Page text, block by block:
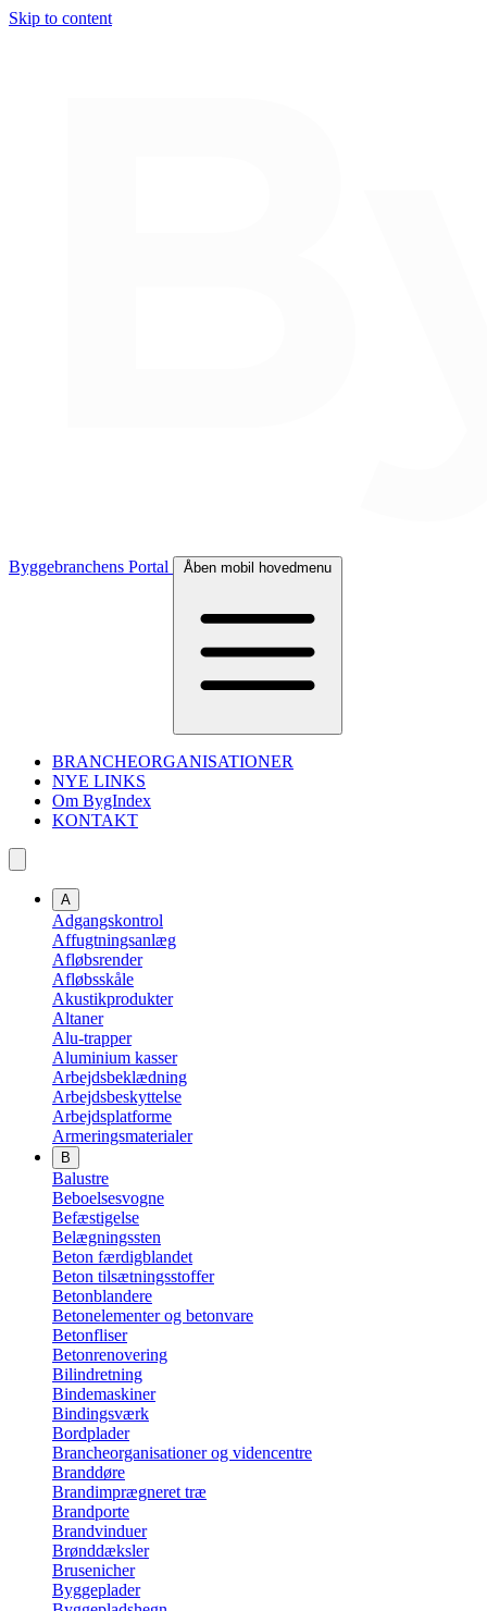
Skip to content
Byggebranchens Portal Åben mobil hovedmenu
BRANCHEORGANISATIONER
NYE LINKS
Om BygIndex
KONTAKT
A
Adgangskontrol
Affugtningsanlæg
Afløbsrender
Afløbsskåle
Akustikprodukter
Altaner
Alu-trapper
Aluminium kasser
Arbejdsbeklædning
Arbejdsbeskyttelse
Arbejdsplatforme
Armeringsmaterialer
B
Balustre
Beboelsesvogne
Befæstigelse
Belægningssten
Beton færdigblandet
Beton tilsætningsstoffer
Betonblandere
Betonelementer og betonvare
Betonfliser
Betonrenovering
Bilindretning
Bindemaskiner
Bindingsværk
Bordplader
Brancheorganisationer og videncentre
Branddøre
Brandimprægneret træ
Brandporte
Brandvinduer
Brønddæksler
Brusenicher
Byggeplader